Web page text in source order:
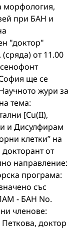
морфология,
при БАН и
"доктор"
от 11.00
ще се
жури за
тема:
[Cu(II),
и Дисулфирам
клетки” на
от
направление:
програма:
със
- БАН No.
членове:
доктор